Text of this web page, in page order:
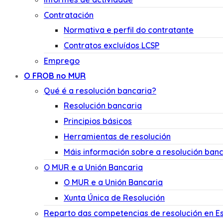
Contratación
Normativa e perfil do contratante
Contratos excluídos LCSP
Emprego
O FROB no MUR
Qué é a resolución bancaria?
Resolución bancaria
Principios básicos
Herramientas de resolución
Máis información sobre a resolución
O MUR e a Unión Bancaria
O MUR e a Unión Bancaria
Xunta Única de Resolución
Reparto das competencias de resolución en